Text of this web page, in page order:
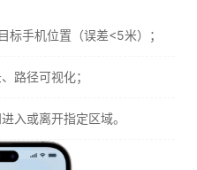
标手机位置（误差<5米）；
路径可视化；
入或离开指定区域。